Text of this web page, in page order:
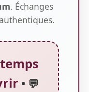
. Échanges
• 💬